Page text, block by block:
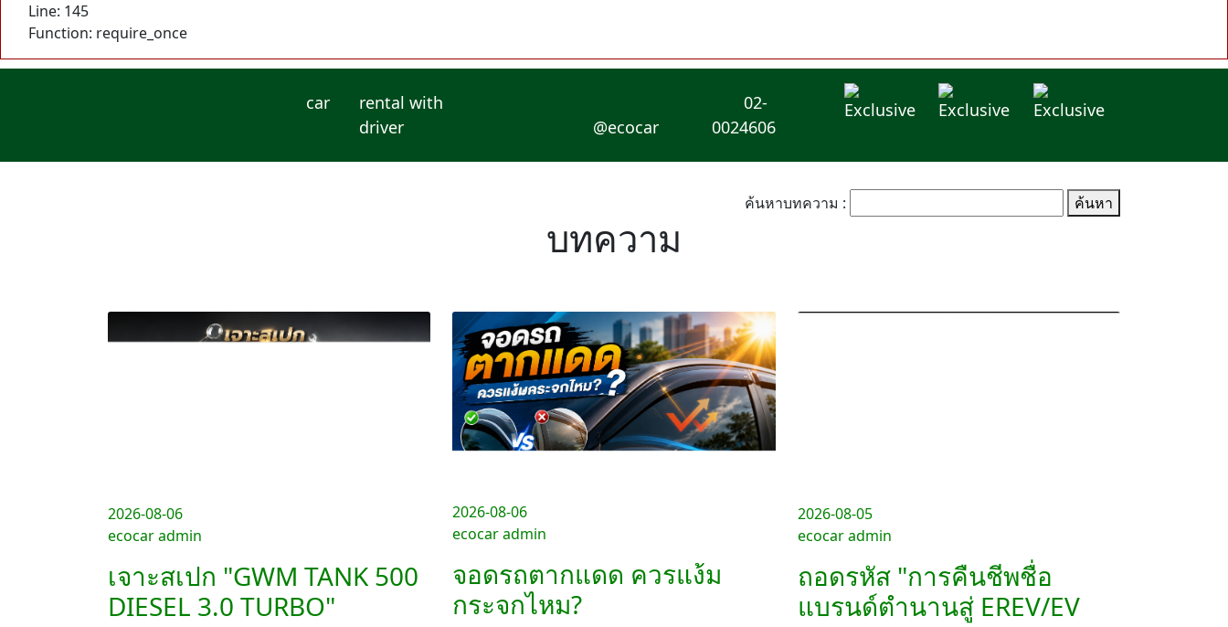
Line: 145
Function: require_once
car
rental with
driver
@ecocar
02-
0024606
ค้นหาบทความ : ค้นหา
บทความ
2026-08-06
ecocar admin
เจาะสเปก "GWM TANK 500
DIESEL 3.0 TURBO"
2026-08-06
ecocar admin
จอดรถตากแดด ควรแง้ม
กระจกไหม?
2026-08-05
ecocar admin
ถอดรหัส "การคืนชีพชื่อ
แบรนด์ตำนานสู่ EREV/EV